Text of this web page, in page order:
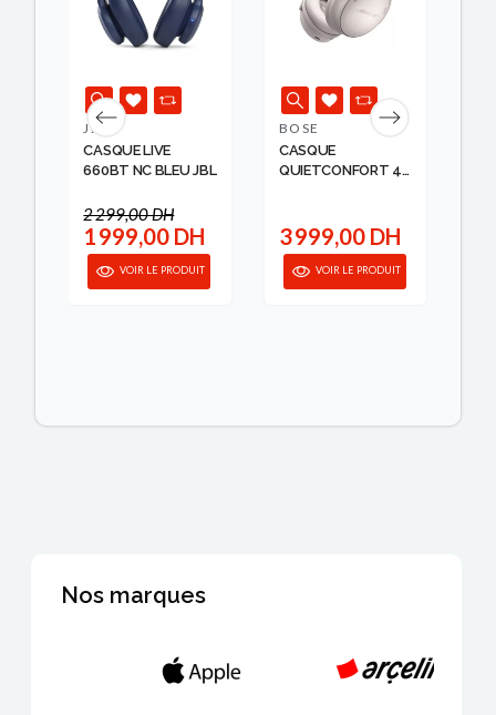
JBL
CASQUE LIVE
660BT NC BLEU JBL
2 299,00 DH
1 999,00 DH
VOIR LE PRODUIT
BOSE
CASQUE
QUIETCONFORT 45
3 999,00 DH
VOIR LE PRODUIT
Nos marques